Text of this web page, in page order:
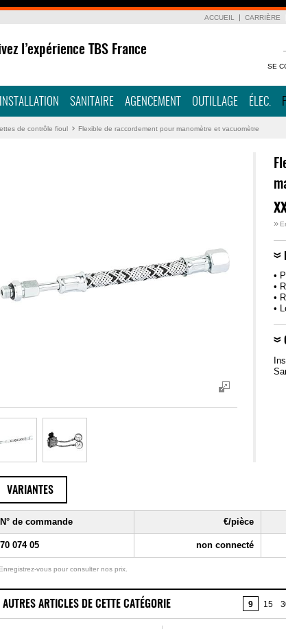
ACCUEIL CARRIÈRE
l’expérience TBS France
SE
INSTALLATION SANITAIRE AGENCEMENT OUTILLAGE ÉLEC.
de contrôle fioul Flexible de raccordement pour manomètre et vacuomètre
»
•
•
•
•
VARIANTES
N° de commande €/pièce
70 074 05 non connecté
Enregistrez-vous pour consulter nos prix.
AUTRES ARTICLES DE CETTE CATÉGORIE 9 15